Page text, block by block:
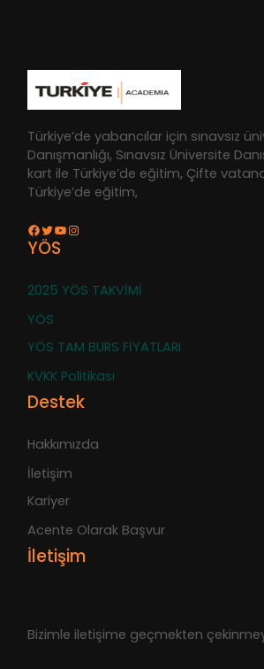
Türkiye’de yabancılar için sınavsız
Danışmanlığı, Sınavsız Üniversite
kart ile Türkiye’de eğitim, Çifte
Türkiye’de eğitim,
Facebook Twitter YouTube Instagram
YÖS
2025 YÖS TAKVİMİ
YÖS
YÖS TAM BURS FİYATLARI
KVKK Politikası
Destek
Hakkımızda
İletişim
Kariyer
Acente Olarak Başvur
İletişim
Bizimle iletişime geçmekten